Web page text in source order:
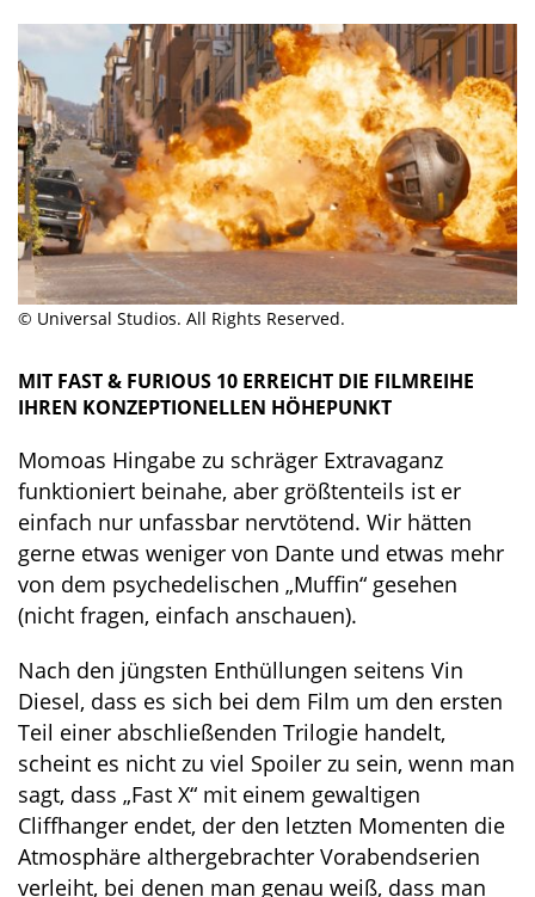
© Universal Studios. All Rights Reserved.
MIT FAST & FURIOUS 10 ERREICHT DIE FILMREIHE
IHREN KONZEPTIONELLEN HÖHEPUNKT
Momoas Hingabe zu schräger Extravaganz
funktioniert beinahe, aber größtenteils ist er
einfach nur unfassbar nervtötend. Wir hätten
gerne etwas weniger von Dante und etwas mehr
von dem psychedelischen „Muffin“ gesehen
(nicht fragen, einfach anschauen).
Nach den jüngsten Enthüllungen seitens Vin
Diesel, dass es sich bei dem Film um den ersten
Teil einer abschließenden Trilogie handelt,
scheint es nicht zu viel Spoiler zu sein, wenn man
sagt, dass „Fast X“ mit einem gewaltigen
Cliffhanger endet, der den letzten Momenten die
Atmosphäre althergebrachter Vorabendserien
verleiht, bei denen man genau weiß, dass man